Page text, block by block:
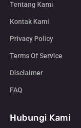
Tentang Kami
Kontak Kami
Privacy Policy
Terms Of Service
Disclaimer
FAQ
Hubungi Kami